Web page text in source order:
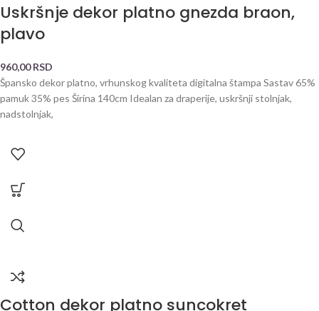
Uskršnje dekor platno gnezda braon,
plavo
960,00RSD
Špansko dekor platno, vrhunskog kvaliteta digitalna štampa Sastav 65%
pamuk 35% pes Širina 140cm Idealan za draperije, uskršnji stolnjak,
nadstolnjak,
Cotton dekor platno suncokret